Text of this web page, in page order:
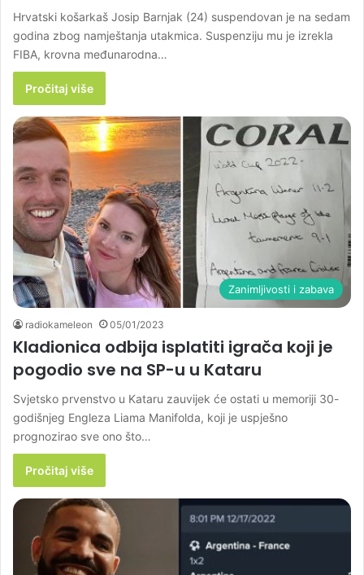
Hrvatski košarkaš Josip Barnjak (24) suspendovan je na sedam
godina zbog namještanja utakmica. Suspenziju mu je izrekla
FIBA, krovna međunarodna…
Pročitaj više
Zanimljivosti i zabava
radiokameleon 05/01/2023
Kladionica odbija isplatiti igrača koji je
pogodio sve na SP-u u Kataru
Svjetsko prvenstvo u Kataru zauvijek će ostati u memoriji 30-
godišnjeg Engleza Liama Manifolda, koji je uspješno
prognozirao sve ono što…
Pročitaj više